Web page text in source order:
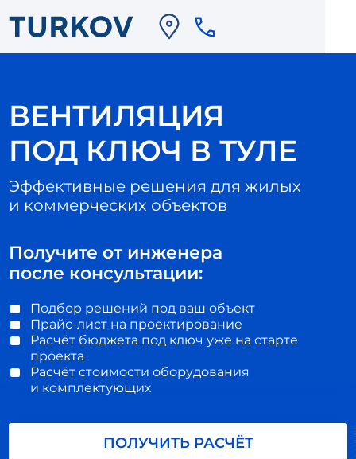
ВЕНТИЛЯЦИЯ
ПОД КЛЮЧ В ТУЛЕ
Эффективные решения для жилых
и коммерческих объектов
Получите от инженера
после консультации:
Подбор решений под ваш объект
Прайс-лист на проектирование
Расчёт бюджета под ключ уже на старте
проекта
Расчёт стоимости оборудования
и комплектующих
ПОЛУЧИТЬ РАСЧЁТ